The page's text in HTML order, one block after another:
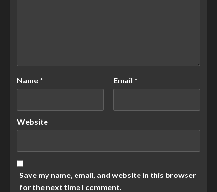
Name * Email *
Website
Save my name, email, and website in this browser
for the next time I comment.